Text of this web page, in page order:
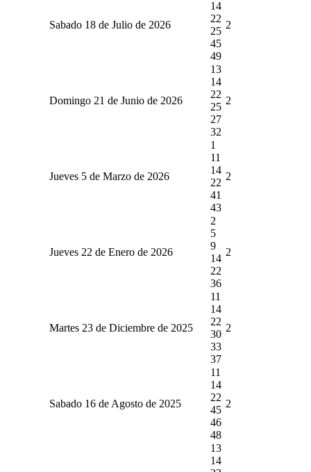
Sabado 18 de Julio de 2026
14
22
25
45
49
2
Domingo 21 de Junio de 2026
13
14
22
25
27
32
2
Jueves 5 de Marzo de 2026
1
11
14
22
41
43
2
Jueves 22 de Enero de 2026
2
5
9
14
22
36
2
Martes 23 de Diciembre de 2025
11
14
22
30
33
37
2
Sabado 16 de Agosto de 2025
11
14
22
45
46
48
2
13
14